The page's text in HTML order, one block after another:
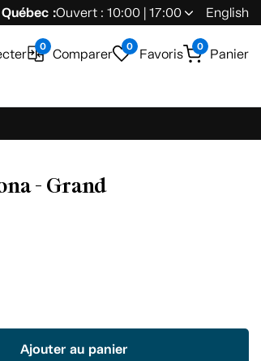
:Ouvert : 10:00 | 17:00 English
0 Comparer 0 Favoris 0 Panier
- Grand
Ajouter au panier